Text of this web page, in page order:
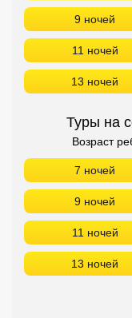
9 ночей
11 ночей
13 ночей
Туры на
Возраст
7 ночей
9 ночей
11 ночей
13 ночей